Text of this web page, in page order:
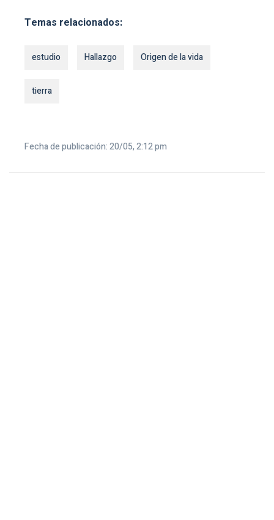
Temas relacionados:
estudio Hallazgo Origen de la vida
tierra
Fecha de publicación: 20/05, 2:12 pm